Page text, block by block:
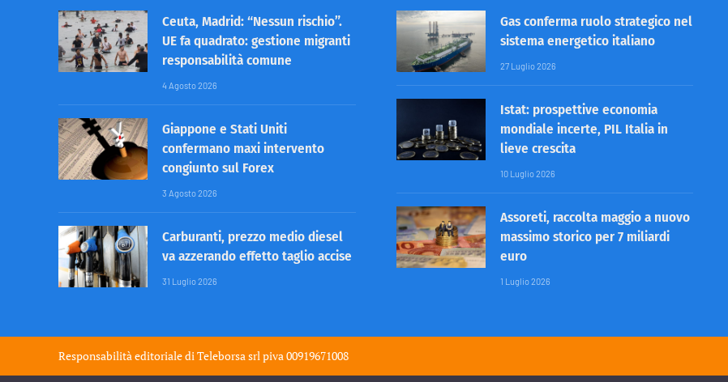
Ceuta, Madrid: “Nessun rischio”.
UE fa quadrato: gestione migranti
responsabilità comune
4 Agosto 2026
Giappone e Stati Uniti
confermano maxi intervento
congiunto sul Forex
3 Agosto 2026
Carburanti, prezzo medio diesel
va azzerando effetto taglio accise
31 Luglio 2026
Gas conferma ruolo strategico nel
sistema energetico italiano
27 Luglio 2026
Istat: prospettive economia
mondiale incerte, PIL Italia in
lieve crescita
10 Luglio 2026
Assoreti, raccolta maggio a nuovo
massimo storico per 7 miliardi
euro
1 Luglio 2026
Responsabilità editoriale di Teleborsa srl piva 00919671008